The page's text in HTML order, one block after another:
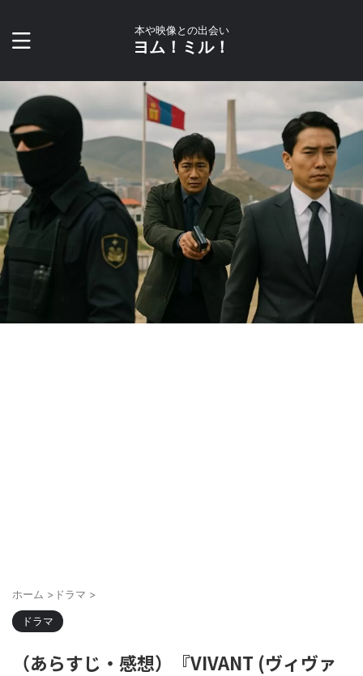
本や映像との出会い
ヨム！ミル！
ホーム > ドラマ >
ドラマ
（あらすじ・感想）『VIVANT (ヴィヴァ